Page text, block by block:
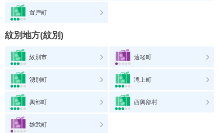
置戸町
紋別地方(紋別)
紋別市 遠軽町
湧別町 滝上町
興部町 西興部村
雄武町